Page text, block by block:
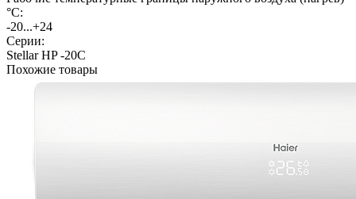
°C:
-20...+24
Серии:
Stellar HP -20С
Похожие товары